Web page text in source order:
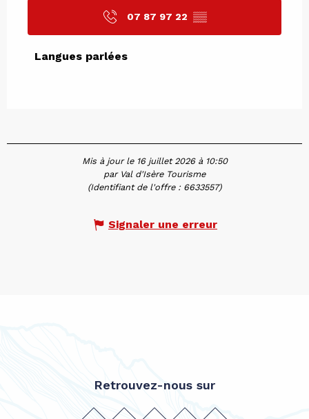
07 87 97 22 ▒▒
Langues parlées
Langues parlées
Mis à jour le 16 juillet 2026 à 10:50
par Val d'Isère Tourisme
(Identifiant de l'offre : 6633557)
Signaler une erreur
Retrouvez-nous sur